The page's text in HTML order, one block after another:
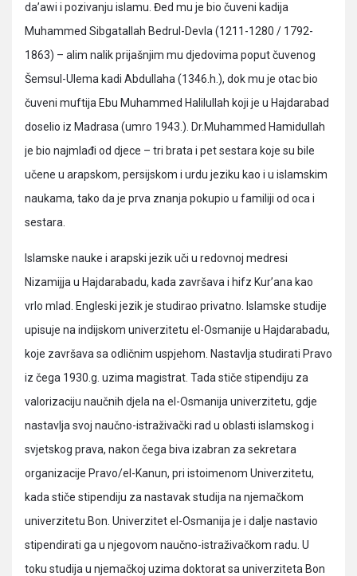
da’awi i pozivanju islamu. Đed mu je bio čuveni kadija
Muhammed Sibgatallah Bedrul-Devla (1211-1280 / 1792-
1863) – alim nalik prijašnjim mu djedovima poput čuvenog
Šemsul-Ulema kadi Abdullaha (1346.h.), dok mu je otac bio
čuveni muftija Ebu Muhammed Halilullah koji je u Hajdarabad
doselio iz Madrasa (umro 1943.). Dr.Muhammed Hamidullah
je bio najmlađi od djece – tri brata i pet sestara koje su bile
učene u arapskom, persijskom i urdu jeziku kao i u islamskim
naukama, tako da je prva znanja pokupio u familiji od oca i
sestara.
Islamske nauke i arapski jezik uči u redovnoj medresi
Nizamijja u Hajdarabadu, kada završava i hifz Kur’ana kao
vrlo mlad. Engleski jezik je studirao privatno. Islamske studije
upisuje na indijskom univerzitetu el-Osmanije u Hajdarabadu,
koje završava sa odličnim uspjehom. Nastavlja studirati Pravo
iz čega 1930.g. uzima magistrat. Tada stiče stipendiju za
valorizaciju naučnih djela na el-Osmanija univerzitetu, gdje
nastavlja svoj naučno-istraživački rad u oblasti islamskog i
svjetskog prava, nakon čega biva izabran za sekretara
organizacije Pravo/el-Kanun, pri istoimenom Univerzitetu,
kada stiče stipendiju za nastavak studija na njemačkom
univerzitetu Bon. Univerzitet el-Osmanija je i dalje nastavio
stipendirati ga u njegovom naučno-istraživačkom radu. U
toku studija u njemačkoj uzima doktorat sa univerziteta Bon